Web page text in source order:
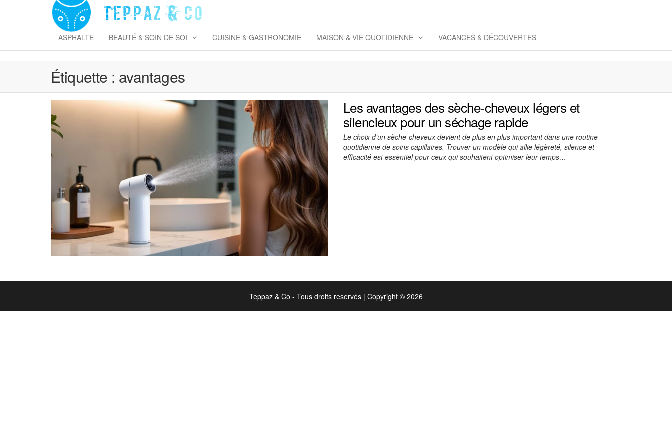
& Co
ASPHALTE BEAUTÉ & SOIN DE SOI CUISINE & GASTRONOMIE MAISON & VIE QUOTIDIENNE VACANCES & DÉCOUVERTES
Étiquette : avantages
Les avantages des sèche-cheveux légers et
silencieux pour un séchage rapide
Le choix d’un sèche-cheveux devient de plus en plus important dans une routine
quotidienne de soins capillaires. Trouver un modèle qui allie légèreté, silence et
efficacité est essentiel pour ceux qui souhaitent optimiser leur temps…
Teppaz & Co - Tous droits reservés | Copyright © 2026